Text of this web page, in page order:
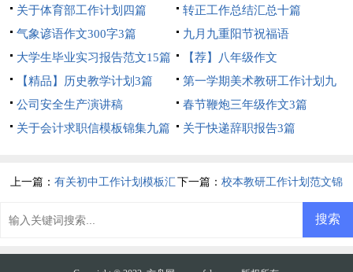
关于体育部工作计划四篇
转正工作总结汇总十篇
气象谚语作文300字3篇
九月九重阳节祝福语
大学生毕业实习报告范文15篇
【荐】八年级作文
【精品】历史教学计划3篇
第一学期美术教研工作计划九
篇
公司安全生产演讲稿
春节鞭炮三年级作文3篇
关于会计求职信模板锦集九篇
关于快递辞职报告3篇
上一篇：有关初中工作计划模板汇 下一篇： 校本教研工作计划范文锦